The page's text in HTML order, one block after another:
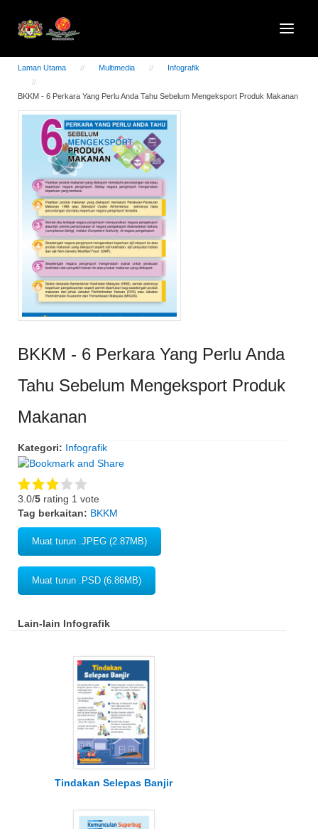
Laman Utama Multimedia Infografik
BKKM - 6 Perkara Yang Perlu Anda Tahu Sebelum Mengeksport Produk Makanan
BKKM - 6 Perkara Yang Perlu Anda
Tahu Sebelum Mengeksport Produk
Makanan
Kategori: Infografik
3.0/5 rating 1 vote
Tag berkaitan: BKKM
Muat turun .JPEG (2.87MB)
Muat turun .PSD (6.86MB)
Lain-lain Infografik
Tindakan Selepas Banjir